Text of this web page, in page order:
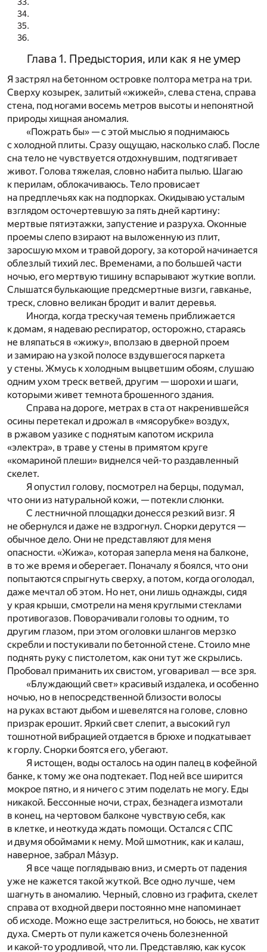
Глава 1. Предыстория, или как я не умер
Я застрял на бетонном островке полтора метра на три.
Сверху козырек, залитый «жижей», слева стена, справа
стена, под ногами восемь метров высоты и непонятной
природы хищная аномалия.
«Пожрать бы» — с этой мыслью я поднимаюсь
с холодной плиты. Сразу ощущаю, насколько слаб. После
сна тело не чувствуется отдохнувшим, подтягивает
живот. Голова тяжелая, словно набита пылью. Шагаю
к перилам, облокачиваюсь. Тело провисает
на предплечьях как на подпорках. Окидываю усталым
взглядом осточертевшую за пять дней картину:
мертвые пятиэтажки, запустение и разруха. Оконные
проемы слепо взирают на выложенную из плит,
заросшую мхом и травой дорогу, за которой начинается
облезлый тихий лес. Временами, а по большей части
ночью, его мертвую тишину вспарывают жуткие вопли.
Слышатся булькающие предсмертные визги, гавканье,
треск, словно великан бродит и валит деревья.
Иногда, когда трескучая темень приближается
к домам, я надеваю респиратор, осторожно, стараясь
не вляпаться в «жижу», вползаю в дверной проем
и замираю на узкой полосе вздувшегося паркета
у стены. Жмусь к холодным выцветшим обоям, слушаю
одним ухом треск ветвей, другим — шорохи и шаги,
которыми живет темнота брошенного здания.
Справа на дороге, метрах в ста от накренившейся
осины перетекал и дрожал в «мясорубке» воздух,
в ржавом уазике с поднятым капотом искрила
«электра», в траве у стены в примятом круге
«комариной плеши» виднелся чей-то раздавленный
скелет.
Я опустил голову, посмотрел на берцы, подумал,
что они из натуральной кожи, — потекли слюнки.
С лестничной площадки донесся резкий визг. Я
не обернулся и даже не вздрогнул. Снорки дерутся —
обычное дело. Они не представляют для меня
опасности. «Жижа», которая заперла меня на балконе,
в то же время и оберегает. Поначалу я боялся, что они
попытаются спрыгнуть сверху, а потом, когда оголодал,
даже мечтал об этом. Но нет, они лишь однажды, сидя
у края крыши, смотрели на меня круглыми стеклами
противогазов. Поворачивали головы то одним, то
другим глазом, при этом оголовки шлангов мерзко
скребли и постукивали по бетонной стене. Стоило мне
поднять руку с пистолетом, как они тут же скрылись.
Пробовал приманить их свистом, уговаривал — все зря.
«Блуждающий свет» красивый издалека, и особенно
ночью, но в непосредственной близости волосы
на руках встают дыбом и шевелятся на голове, словно
призрак ерошит. Яркий свет слепит, а высокий гул
тошнотной вибрацией отдается в брюхе и подкатывает
к горлу. Снорки боятся его, убегают.
Я истощен, воды осталось на один палец в кофейной
банке, к тому же она подтекает. Под ней все ширится
мокрое пятно, и я ничего с этим поделать не могу. Еды
никакой. Бессонные ночи, страх, безнадега измотали
в конец, на чертовом балконе чувствую себя, как
в клетке, и неоткуда ждать помощи. Остался с СПС
и двумя обоймами к нему. Мой шмотник, как и калаш,
наверное, забрал Ма́зур.
Я все чаще поглядываю вниз, и смерть от падения
уже не кажется такой жуткой. Все одно лучше, чем
шагнуть в аномалию. Черный, словно из графита, скелет
справа от входной двери постоянно мне напоминает
об исходе. Можно еще застрелиться, но боюсь, не хватит
духа. Смерть от пули кажется очень болезненной
и какой-то уродливой, что ли. Представляю, как кусок